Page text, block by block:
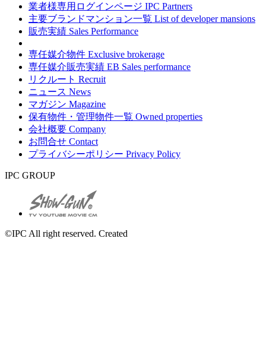
業者様専用ログインページ IPC Partners
主要ブランドマンション一覧 List of developer mansions
販売実績 Sales Performance
専任媒介物件 Exclusive brokerage
専任媒介販売実績 EB Sales performance
リクルート Recruit
ニュース News
マガジン Magazine
保有物件・管理物件一覧 Owned properties
会社概要 Company
お問合せ Contact
プライバシーポリシー Privacy Policy
IPC GROUP
©IPC All right reserved. Created